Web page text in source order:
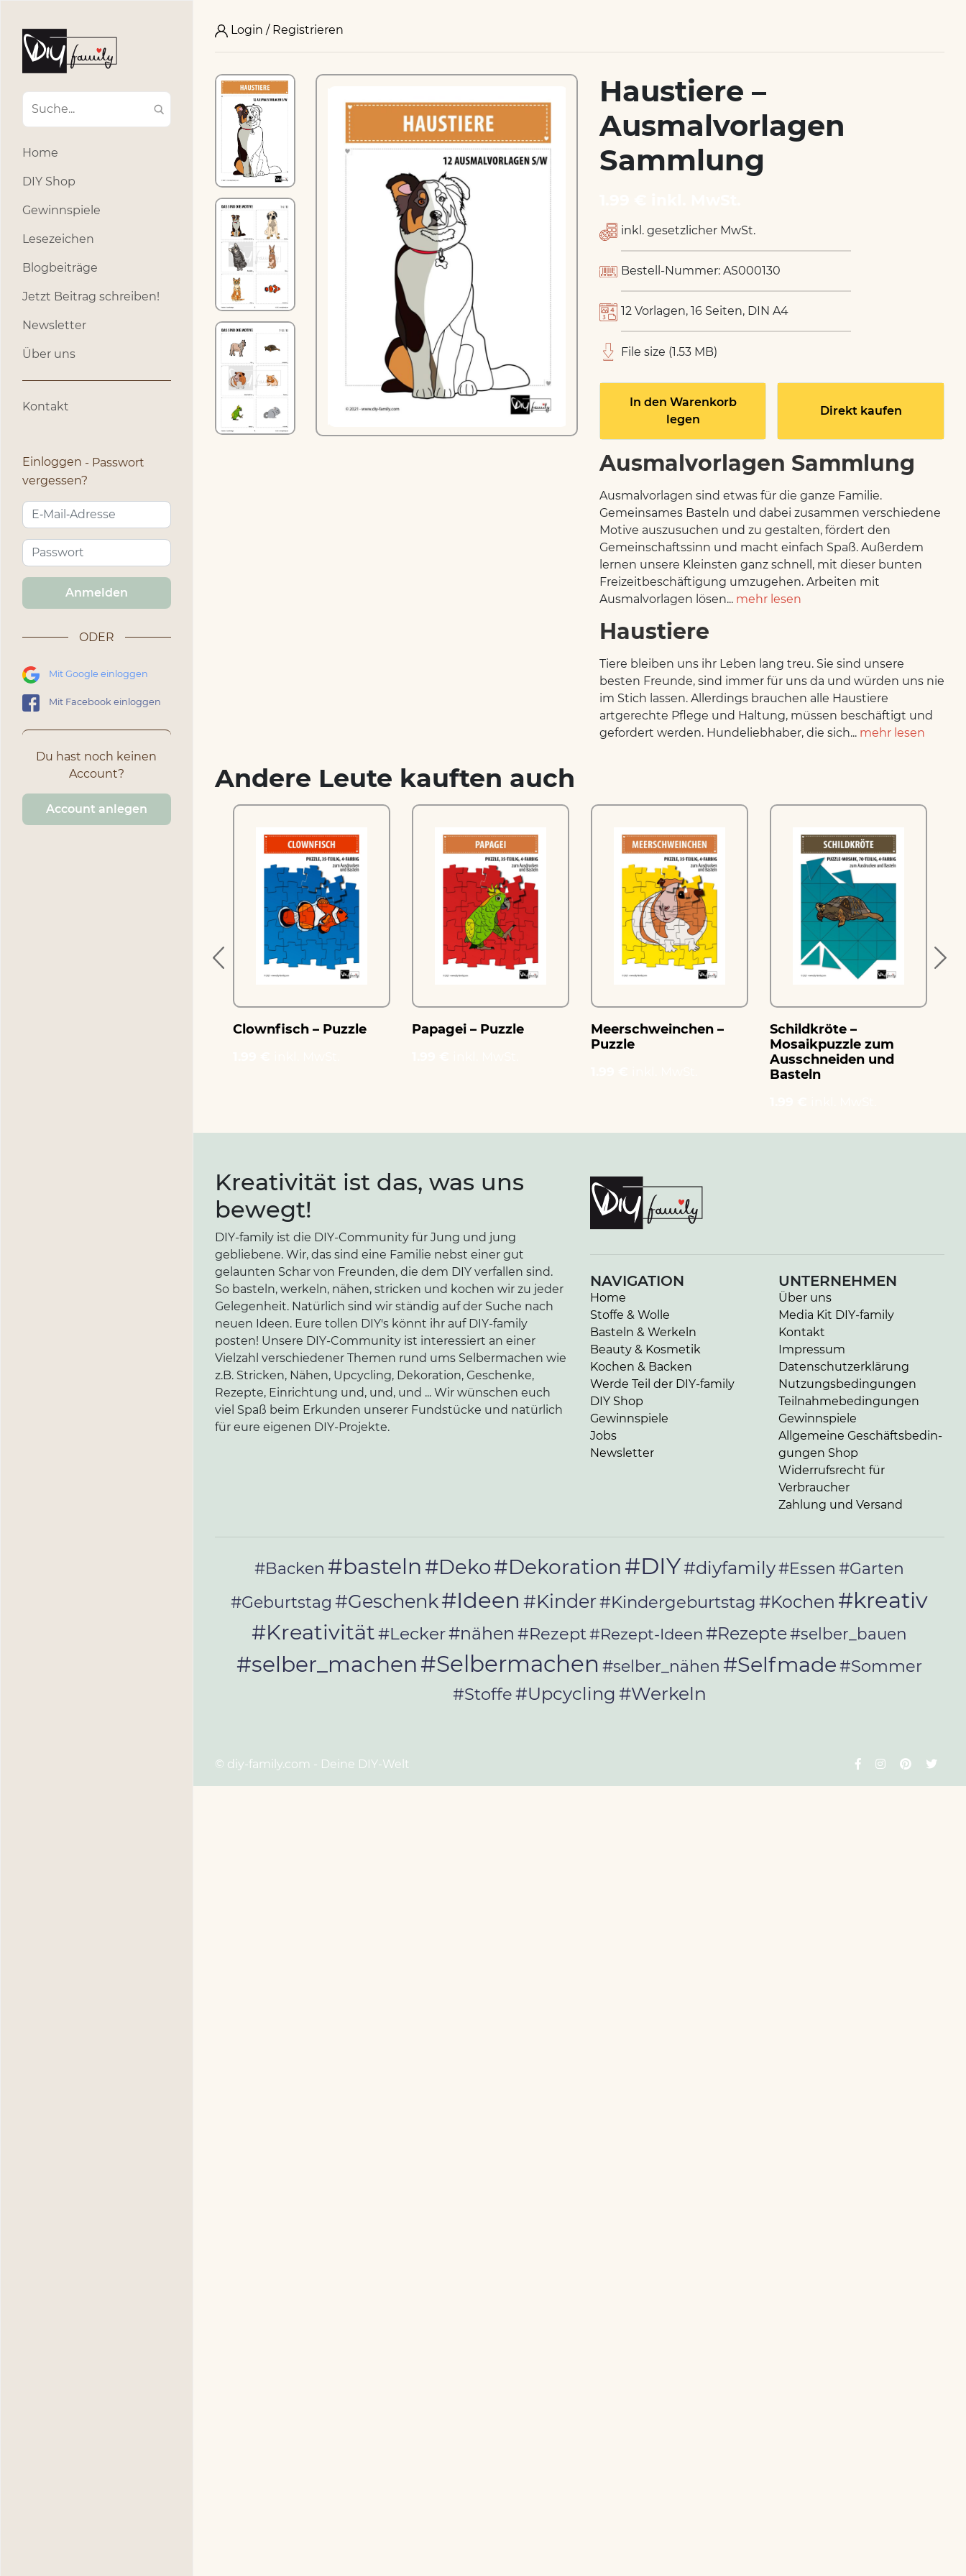
Home
DIY Shop
Gewinnspiele
Lesezeichen
Blogbeiträge
Jetzt Beitrag schreiben!
Newsletter
Über uns
Kontakt
Einloggen
Passwort
vergessen?
Anmelden
ODER
Mit Google einloggen
Mit Facebook einloggen
Du hast noch keinen
Account?
Account anlegen
Login / Registrieren
Haustiere –
Ausmalvorlagen
Sammlung
inkl. gesetzlicher MwSt.
Bestell-Nummer: AS000130
12 Vorlagen, 16 Seiten, DIN A4
File size (1.53 MB)
In den Warenkorb
legen
Direkt kaufen
Ausmalvorlagen Sammlung
Ausmalvorlagen sind etwas für die ganze Familie.
Gemeinsames Basteln und dabei zusammen verschiedene
Motive auszusuchen und zu gestalten, fördert den
Gemeinschaftssinn und macht einfach Spaß. Außerdem
lernen unsere Kleinsten ganz schnell, mit dieser bunten
Freizeitbeschäftigung umzugehen. Arbeiten mit
Ausmalvorlagen lösen... mehr lesen
Haustiere
Tiere bleiben uns ihr Leben lang treu. Sie sind unsere
besten Freunde, sind immer für uns da und würden uns nie
im Stich lassen. Allerdings brauchen alle Haustiere
artgerechte Pflege und Haltung, müssen beschäftigt und
gefordert werden. Hundeliebhaber, die sich... mehr lesen
Andere Leute kauften auch
Clownfisch – Puzzle Papagei – Puzzle
Meerschweinchen –
Puzzle
Schildkröte –
Mosaikpuzzle zum
Ausschneiden und
Basteln
Kreativität ist das, was uns
bewegt!
DIY-family ist die DIY-Community für Jung und jung
gebliebene. Wir, das sind eine Familie nebst einer gut
gelaunten Schar von Freunden, die dem DIY verfallen sind.
So basteln, werkeln, nähen, stricken und kochen wir zu jeder
Gelegenheit. Natürlich sind wir ständig auf der Suche nach
neuen Ideen. Eure tollen DIY's könnt ihr auf DIY-family
posten! Unsere DIY-Community ist interessiert an einer
Vielzahl verschiedener Themen rund ums Selbermachen wie
z.B. Stricken, Nähen, Upcycling, Dekoration, Geschenke,
Rezepte, Einrichtung und, und, und ... Wir wünschen euch
viel Spaß beim Erkunden unserer Fundstücke und natürlich
für eure eigenen DIY-Projekte.
NAVIGATION
Home
Stoffe & Wolle
Basteln & Werkeln
Beauty & Kosmetik
Kochen & Backen
Werde Teil der DIY-family
DIY Shop
Gewinnspiele
Jobs
Newsletter
UNTERNEHMEN
Über uns
Media Kit DIY-family
Kontakt
Impressum
Da­ten­schutz­er­klä­rung
Nut­zungs­be­din­gun­gen
Teil­nah­me­be­din­gun­gen
Gewinnspiele
Allgemeine Ge­schäfts­be­din­
gun­gen Shop
Widerrufsrecht für
Verbraucher
Zahlung und Versand
#Backen #basteln#Deko#Dekoration #DIY#diyfamily#Essen #Garten
#Geburtstag #Geschenk#Ideen #Kinder#Kindergeburtstag #Kochen #kreativ
#Kreativität#Lecker#nähen #Rezept#Rezept-Ideen #Rezepte#selber_bauen
#selber_machen#Selbermachen #selber_nähen #Selfmade#Sommer
#Stoffe#Upcycling #Werkeln
© diy-family.com - Deine DIY-Welt